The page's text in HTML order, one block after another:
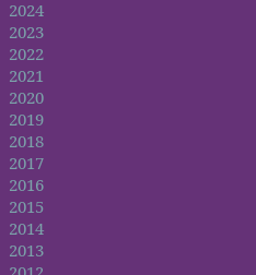
2024
2023
2022
2021
2020
2019
2018
2017
2016
2015
2014
2013